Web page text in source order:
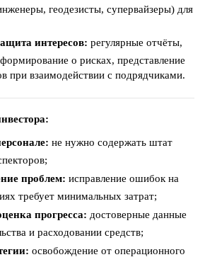
геодезисты, супервайзеры) для
интересов: регулярные отчёты,
о рисках, представление
при взаимодействии с подрядчиками.
не нужно содержать штат
проблем: исправление ошибок на
требует минимальных затрат;
прогресса: достоверные данные
и расходовании средств;
освобождение от операционного